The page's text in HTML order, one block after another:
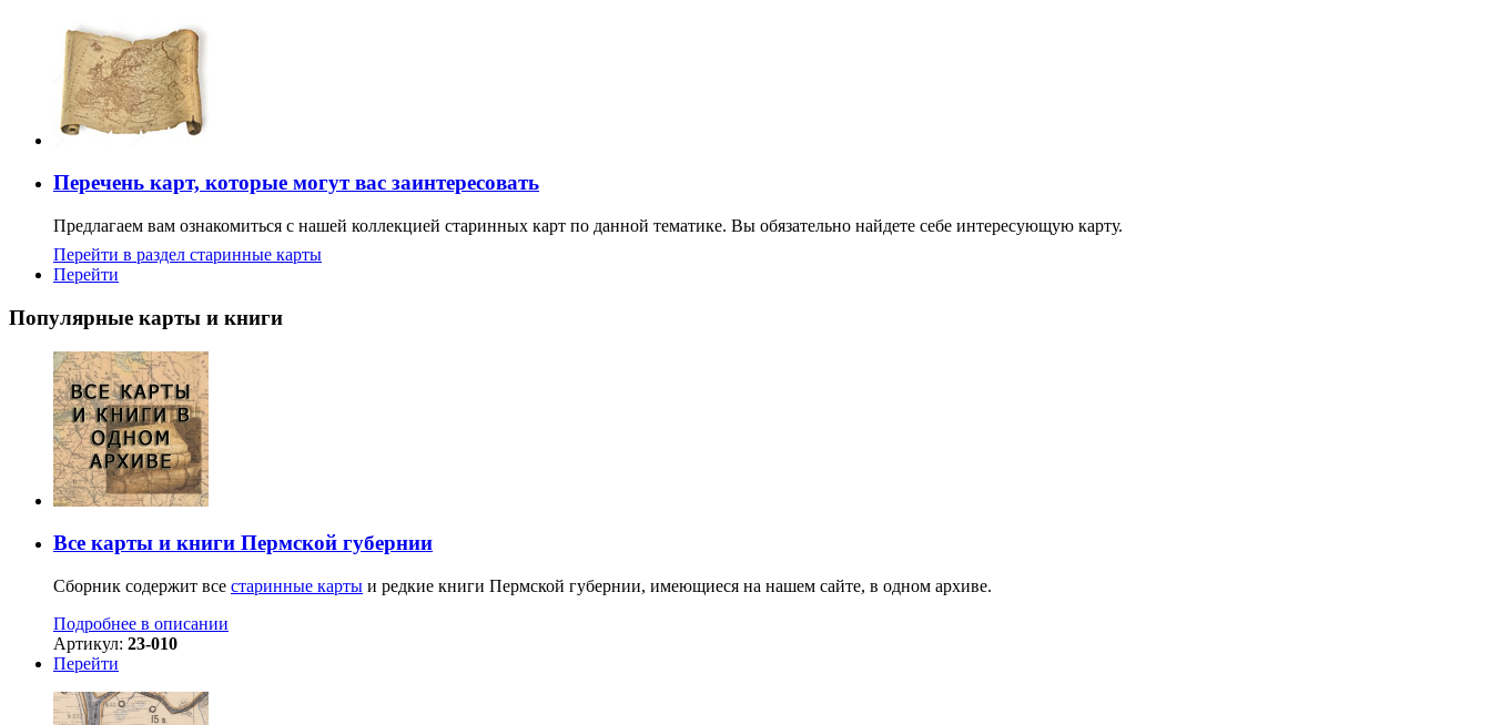
Перечень карт, которые могут вас заинтересовать
Предлагаем вам ознакомиться с нашей коллекцией старинных карт по данной тематике. Вы обязательно найдете себе интересующую карту.
Перейти в раздел старинные карты
Перейти
Популярные карты и книги
Все карты и книги Пермской губернии
Сборник содержит все старинные карты и редкие книги Пермской губернии, имеющиеся на нашем сайте, в одном архиве.
Подробнее в описании
Артикул: 23-010
Перейти